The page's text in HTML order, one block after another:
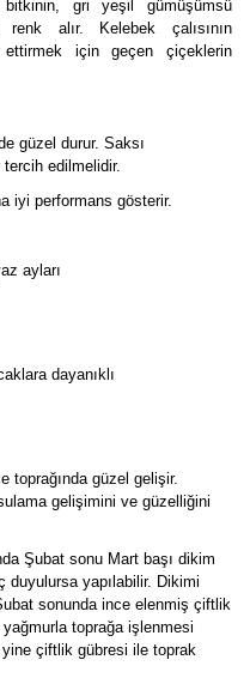
gri yeşil gümüşümsü
alır. Kelebek çalısının
için geçen çiçeklerin
güzel durur. Saksı
edilmelidir.
iyi performans gösterir.
ayları
dayanıklı
toprağında güzel gelişir.
gelişimini ve güzelliğini
Şubat sonu Mart başı dikim
duyulursa yapılabilir. Dikimi
sonunda ince elenmiş çiftlik
toprağa işlenmesi
yine çiftlik gübresi ile toprak